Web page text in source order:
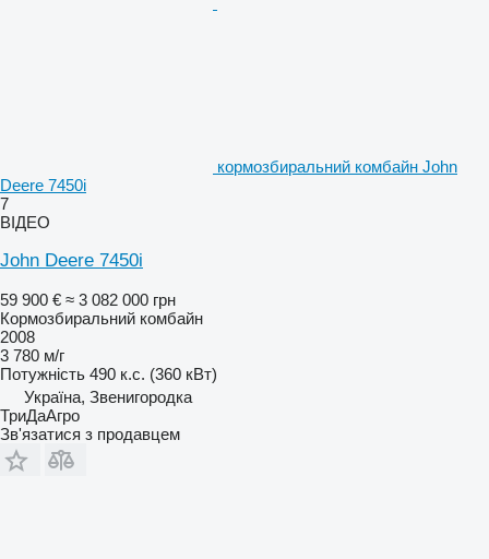
кормозбиральний комбайн John
Deere 7450i
7
ВІДЕО
John Deere 7450i
59 900 € ≈ 3 082 000 грн
Кормозбиральний комбайн
2008
3 780 м/г
Потужність 490 к.с. (360 кВт)
Україна, Звенигородка
ТриДаАгро
Зв'язатися з продавцем